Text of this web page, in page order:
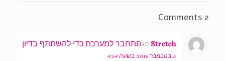
2 Comments
Stretch הגיב:
5 בנובמבר 2016 בשעה 4:54
התחבר למערכת כדי להשתתף בדיון